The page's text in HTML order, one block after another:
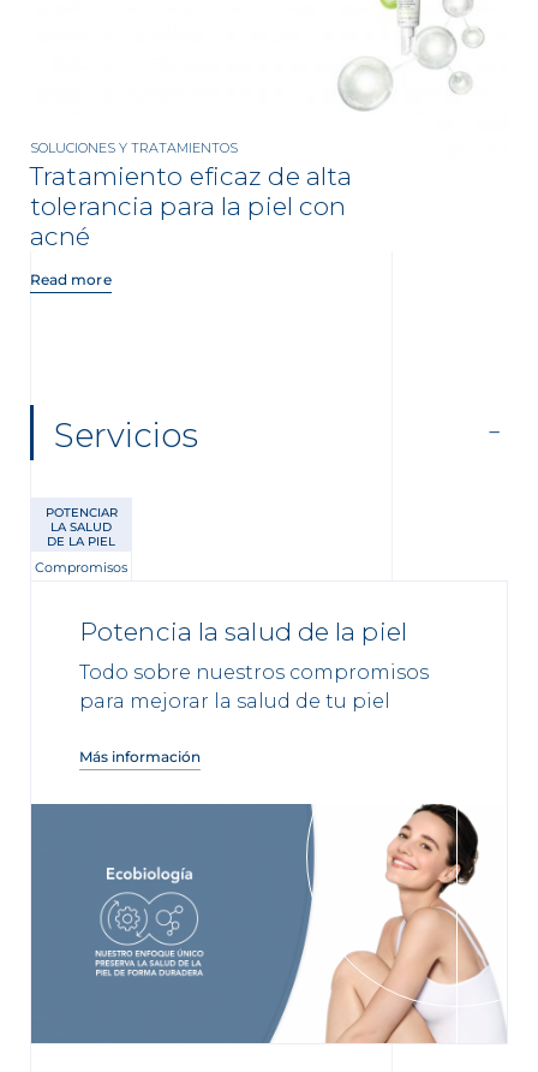
SOLUCIONES Y TRATAMIENTOS
Tratamiento eficaz de alta
tolerancia para la piel con
acné
Read more
Servicios
POTENCIAR
LA SALUD
DE LA PIEL
Compromisos
Potencia la salud de la piel
Todo sobre nuestros compromisos
para mejorar la salud de tu piel
Más información